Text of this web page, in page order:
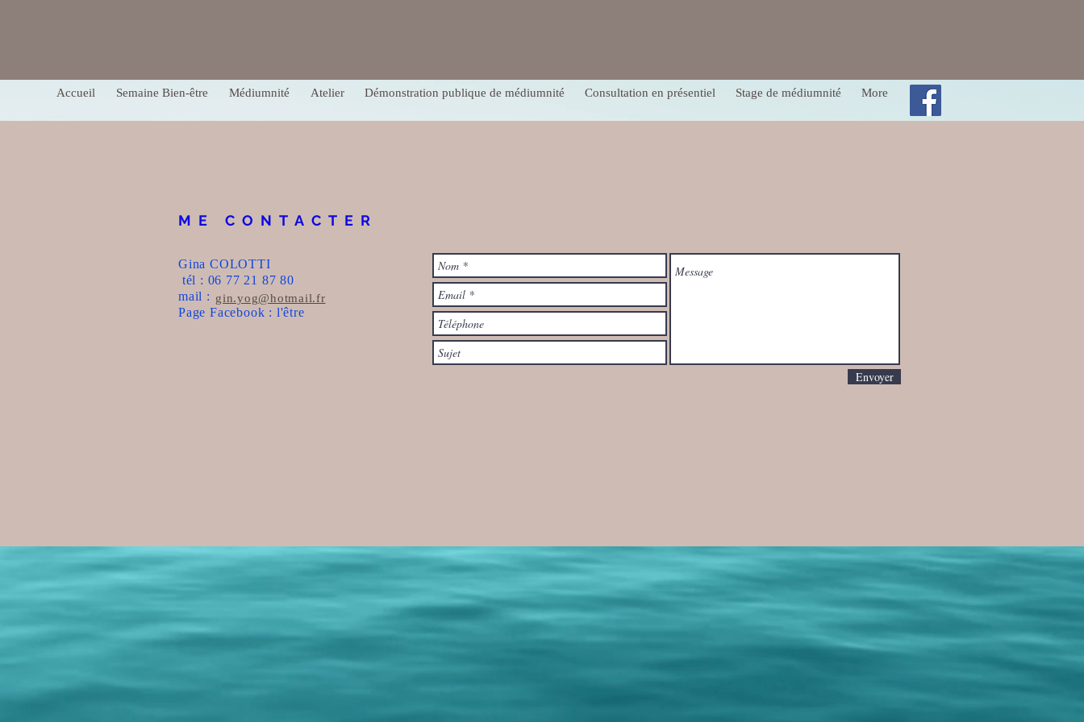
Accueil Semaine Bien-être Médiumnité Atelier Démonstration publique de médiumnité Consultation en présentiel Stage de médiumnité More
ME CONTACTER
Gina COLOTTI
tél : 06 77 21 87 80
mail :
Page Facebook : l'être
gin.yog@hotmail.fr
Envoyer